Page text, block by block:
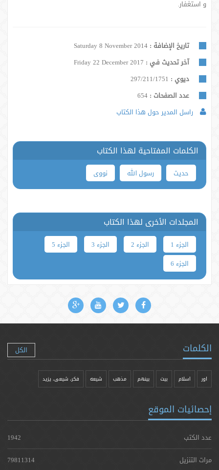
و استغفار.
تاريخ الإضافة : Saturday 8 November 2014
آخر تحديث في :
ديوي : 297/211/1751
عدد الصفحات :
راسل المدير حول هذا الكتاب
الكلمات المفتاحية لهذا الكتاب
حدیث رسول الله نووی
المجلدات الأخرى لهذا الكتاب
الجزء 1 الجزء 2 الجزء 3
الجزء 5
الجزء 6
الكلمات الكل
اور اسلام بیت بينهم مذهب شيعه فکر، شیعی، یزيد
إحصائيات الموقع
عدد الكتب
1942
مرات التنزيل
79811314